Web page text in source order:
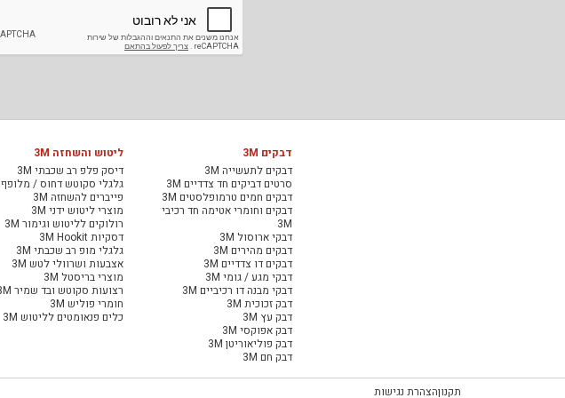
דבקים 3M
דבקים לתעשייה 3M
סרטים דביקים חד צדדיים 3M
דבקים חמים טרמופלסטים 3M
דבקים וחומרי אטימה חד רכיבי
3M
דבקי ארוסול 3M
דבקים מהירים 3M
דבקים דו צדדיים 3M
דבקי מגע / גומי 3M
דבקי מבנה דו רכיביים 3M
דבק זכוכית 3M
דבק עץ 3M
דבק אפוקסי 3M
דבק פוליאוריטן 3M
דבק חם 3M
ליטוש והשחזה 3M
דיסק פלפ רב שכבתי 3M
גלגלי סקוטש דחוס / מלופף 3M
פייברים להשחזה 3M
מוצרי ליטוש ידני 3M
רולוקים לליטוש וגימור 3M
דסקיות 3M Hookit
גלגלי מופ רב שכבתי 3M
אצבעות ושרוולי לטש 3M
מוצרי בריסטל 3M
רצועות סקוטש ובד שמיר 3M
חומרי פוליש 3M
כלים פנאומטים לליטוש 3M
תקנוןהצהרת נגישות